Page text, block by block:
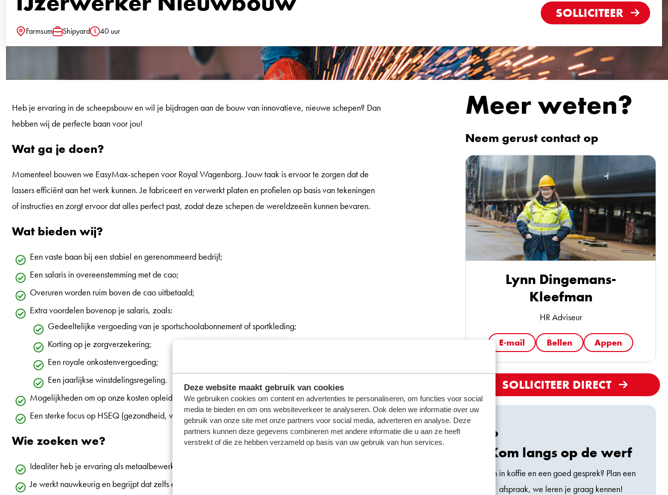
Deze website maakt gebruik van cookies
We gebruiken cookies om content en advertenties te personaliseren, om functies voor social
media te bieden en om ons websiteverkeer te analyseren. Ook delen we informatie over uw
gebruik van onze site met onze partners voor social media, adverteren en analyse. Deze
partners kunnen deze gegevens combineren met andere informatie die u aan ze heeft
verstrekt of die ze hebben verzameld op basis van uw gebruik van hun services.
Farmsum Shipyard 40 uur
SOLLICITEER
Heb je ervaring in de scheepsbouw en wil je bijdragen aan de bouw van innovatieve, nieuwe schepen? Dan
hebben wij de perfecte baan voor jou!
Wat ga je doen?
Momenteel bouwen we EasyMax-schepen voor Royal Wagenborg. Jouw taak is ervoor te zorgen dat de
lassers efficiënt aan het werk kunnen. Je fabriceert en verwerkt platen en profielen op basis van tekeningen
of instructies en zorgt ervoor dat alles perfect past, zodat deze schepen de wereldzeeën kunnen bevaren.
Wat bieden wij?
Een vaste baan bij een stabiel en gerenommeerd bedrijf;
Een salaris in overeenstemming met de cao;
Overuren worden ruim boven de cao uitbetaald;
Extra voordelen bovenop je salaris, zoals:
Gedeeltelijke vergoeding van je sportschoolabonnement of sportkleding;
Korting op je zorgverzekering;
Een royale onkostenvergoeding;
Een jaarlijkse winstdelingsregeling.
Mogelijkheden om op onze kosten opleidingen te volgen;
Een sterke focus op HSEQ (gezondheid, veiligheid, milieu en kwaliteit).
Wie zoeken we?
Idealiter heb je ervaring als metaalbewerker in de scheepsbouw;
Je werkt nauwkeurig en begrijpt dat zelfs een millimeter een groot verschil kan maken;
Meer weten?
Neem gerust contact op
Lynn Dingemans-
Kleefman
HR Adviseur
E-mail Bellen Appen
SOLLICITEER DIRECT
Kom langs op de werf
Zin in koffie en een goed gesprek? Plan een
afspraak, we leren je graag kennen!